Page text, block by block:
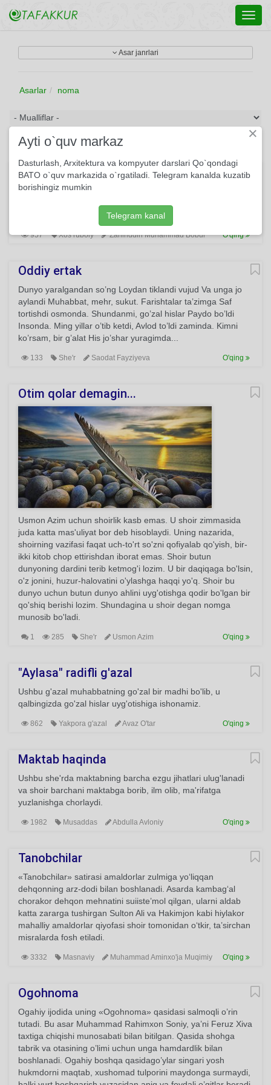
Asar janrlari
Asarlar noma
Hijron qafasida jon qushi ram qiladur…
Hijron qafasida jon qushi ram qiladur, G'urbat bu aziz umrni
yoshi nomaning yuzin nam qiladur.
957 Xos ruboiy Zahiriddin Muhammad Bobur O'qing
Oddiy ertak
Dunyo yaralgandan so’ng Loydan tiklandi vujud Va unga jo
aylandi Muhabbat, mehr, sukut. Farishtalar ta’zimga Saf
tortishdi osmonda. Shundanmi, go’zal hislar Paydo bo’ldi
Insonda. Ming yillar o’tib ketdi, Avlod to’ldi zaminda. Kimni
ko’rsam, bir g’alat His jo’shar yuragimda...
133 She'r Saodat Fayziyeva O'qing
Otim qolar demagin...
Usmon Azim uchun shoirlik kasb emas. U shoir zimmasida
juda katta mas'uliyat bor deb hisoblaydi. Uning nazarida,
shoirning vazifasi faqat uch-to'rt so'zni qofiyalab qo'yish, bir-
ikki kitob chop ettirishdan iborat emas. Shoir butun
dunyoning dardini terib ketmog'i lozim. U bir daqiqaga bo'lsin,
o'z jonini, huzur-halovatini o'ylashga haqqi yo'q. Shoir bu
dunyo uchun butun dunyo ahlini uyg'otishga qodir bo'lgan bir
qo'shiq berishi lozim. Shundagina u shoir degan nomga
munosib bo'ladi.
1 285 She'r Usmon Azim O'qing
"Aylasa" radifli g'azal
Ushbu g'azal muhabbatning go'zal bir madhi bo'lib, u
qalbingizda go'zal hislar uyg'otishiga ishonamiz.
862 Yakpora g'azal Avaz O'tar O'qing
Maktab haqinda
Ushbu she'rda maktabning barcha ezgu jihatlari ulug'lanadi
va shoir barchani maktabga borib, ilm olib, ma'rifatga
yuzlanishga chorlaydi.
1982 Musaddas Abdulla Avloniy O'qing
Tanobchilar
«Tanobchilar» satirasi amaldorlar zulmiga yo‘liqqan
dehqonning arz-dodi bilan boshlanadi. Asarda kambag‘al
chorakor dehqon mehnatini suiiste’mol qilgan, ularni aldab
katta zararga tushirgan Sulton Ali va Hakimjon kabi hiylakor
mahalliy amaldorlar qiyofasi shoir tomonidan o‘tkir, ta’sirchan
misralarda fosh etiladi.
3332 Masnaviy Muhammad Aminxo'ja Muqimiy O'qing
Ogohnoma
Ogahiy ijodida uning «Ogohnoma» qasidasi salmoqli o’rin
tutadi. Bu asar Muhammad Rahimxon Soniy, ya’ni Feruz Xiva
taxtiga chiqishi munosabati bilan bitilgan. Qasida shohga
tabrik va otasining o’limi uchun unga hamdardlik bilan
boshlanadi. Ogahiy boshqa qasidago’ylar singari yosh
hukmdorni maqtab, xushomad tulporini maydonga surmaydi,
×
Ayti o`quv markaz
Dasturlash, Arxitektura va kompyuter darslari Qo`qondagi
BATO o`quv markazida o`rgatiladi. Telegram kanalda kuzatib
borishingiz mumkin
Telegram kanal